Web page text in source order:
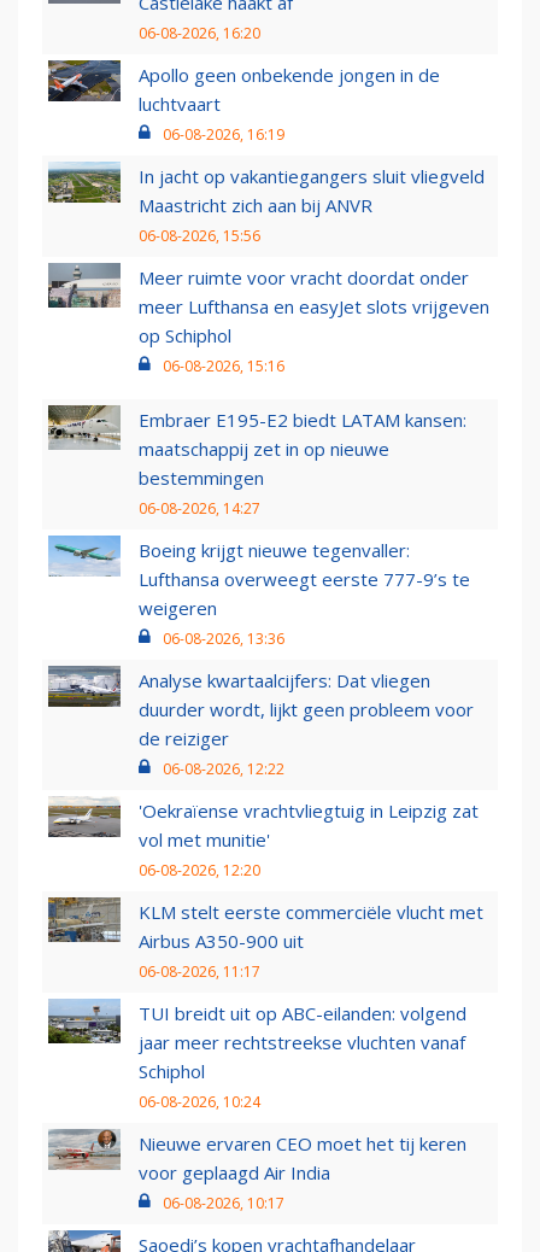
06-08-2026, 16:20
Apollo geen onbekende jongen in de
luchtvaart
06-08-2026, 16:19
In jacht op vakantiegangers sluit vliegveld
Maastricht zich aan bij ANVR
06-08-2026, 15:56
Meer ruimte voor vracht doordat onder
meer Lufthansa en easyJet slots vrijgeven
op Schiphol
06-08-2026, 15:16
Embraer E195-E2 biedt LATAM kansen:
maatschappij zet in op nieuwe
bestemmingen
06-08-2026, 14:27
Boeing krijgt nieuwe tegenvaller:
Lufthansa overweegt eerste 777-9’s te
weigeren
06-08-2026, 13:36
Analyse kwartaalcijfers: Dat vliegen
duurder wordt, lijkt geen probleem voor
de reiziger
06-08-2026, 12:22
'Oekraïense vrachtvliegtuig in Leipzig zat
vol met munitie'
06-08-2026, 12:20
KLM stelt eerste commerciële vlucht met
Airbus A350-900 uit
06-08-2026, 11:17
TUI breidt uit op ABC-eilanden: volgend
jaar meer rechtstreekse vluchten vanaf
Schiphol
06-08-2026, 10:24
Nieuwe ervaren CEO moet het tij keren
voor geplaagd Air India
06-08-2026, 10:17
Saoedi’s kopen vrachtafhandelaar